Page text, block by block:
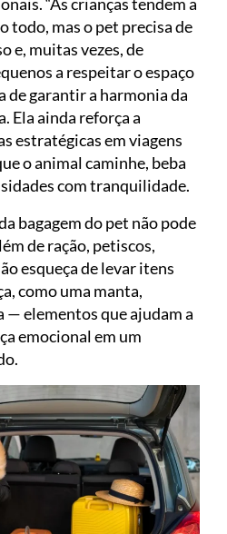
“As crianças tendem a
todo, mas o pet precisa de
e, muitas vezes, de
a respeitar o espaço
de garantir a harmonia da
Ela ainda reforça a
estratégicas em viagens
o animal caminhe, beba
com tranquilidade.
bagagem do pet não pode
de ração, petiscos,
esqueça de levar itens
como uma manta,
— elementos que ajudam a
emocional em um